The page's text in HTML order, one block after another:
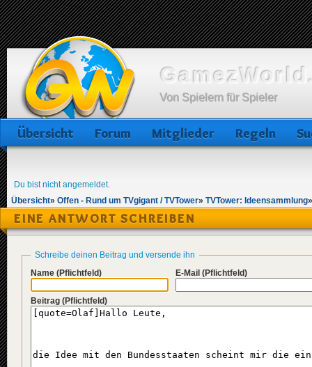
Von Spielern für Spieler
Übersicht Forum Mitglieder Regeln
Du bist nicht angemeldet.
Übersicht» Offen - Rund um TVgigant / TVTower» TVTower: Ideensammlung
EINE ANTWORT SCHREIBEN
Schreibe deinen Beitrag und versende ihn
Name (Pflichtfeld) E-Mail (Pflichtfeld)
Beitrag (Pflichtfeld)